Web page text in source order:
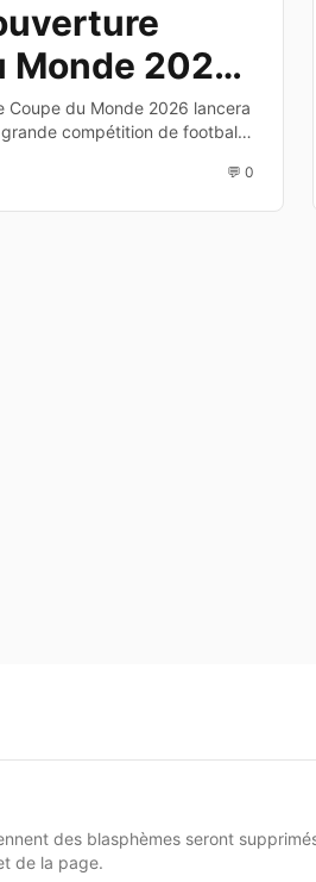
Monde 2026
et
Coupe du Monde 2026 lancera
compétition de football
💬 0
des blasphèmes seront
de la page.